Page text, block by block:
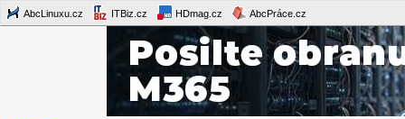
AbcLinuxu.cz ITBiz.cz HDmag.cz AbcPráce.cz